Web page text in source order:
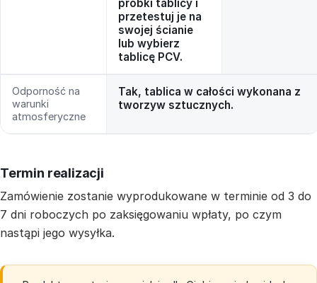
próbki tablicy i
przetestuj je na
swojej ścianie
lub wybierz
tablicę PCV.
Odporność na
warunki
atmosferyczne
Tak, tablica w całości wykonana z
tworzyw sztucznych.
Termin realizacji
Zamówienie zostanie wyprodukowane w terminie od 3 do
7 dni roboczych po zaksięgowaniu wpłaty, po czym
nastąpi jego wysyłka.